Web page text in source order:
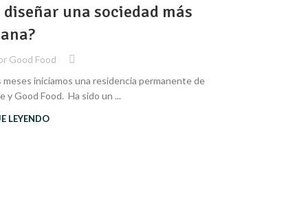
diseñar una sociedad más
Good Food
iniciamos una residencia permanente de
y Good Food. Ha sido un ...
LEYENDO